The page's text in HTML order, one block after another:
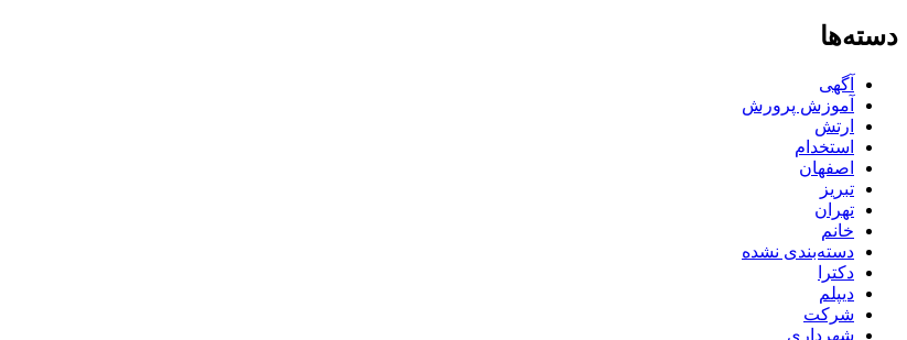
دسته‌ها
آگهی
آموزش پرورش
ارتش
استخدام
اصفهان
تبریز
تهران
خانم
دسته‌بندی نشده
دکترا
دیپلم
شرکت
شهرداری